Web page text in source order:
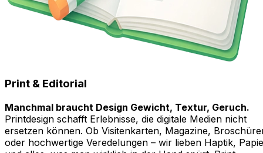
Print & Editorial
Manchmal braucht Design Gewicht, Textur, Geruch.
Printdesign schafft Erlebnisse, die digitale Medien nicht
ersetzen können. Ob Visitenkarten, Magazine,
oder hochwertige Veredelungen – wir lieben Haptik,